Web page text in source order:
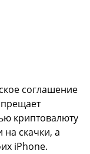
соглашение
криптовалюту
на скачки, а
iPhone.